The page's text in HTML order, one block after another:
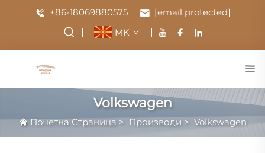
+86-18069880575
[email protected]
MK
Volkswagen
Почетна Страница> Производи > Volkswagen